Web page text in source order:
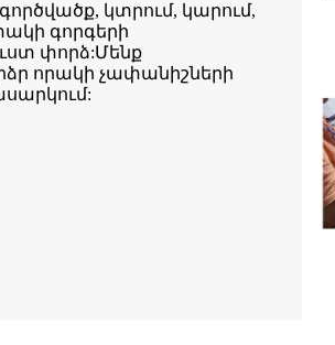
կտրում, կարում,
գորգերի
փորձ:Մենք
որակի չափանիշների